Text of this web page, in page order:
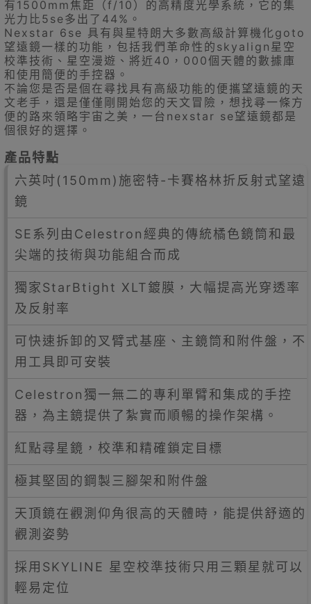
有1500mm焦距（f/10）的高精度光學系統，它的集
光力比5se多出了44%。
Nexstar 6se 具有與星特朗大多數高級計算機化goto
望遠鏡一樣的功能，包括我們革命性的skyalign星空
校準技術、星空漫遊、將近40，000個天體的數據庫
和使用簡便的手控器。
不論您是否是個在尋找具有高級功能的便攜望遠鏡的天
文老手，還是僅僅剛開始您的天文冒險，想找尋一條方
便的路來領略宇宙之美，一台nexstar se望遠鏡都是
個很好的選擇。
產品特點
六英吋(150mm)施密特-卡賽格林折反射式望遠
鏡
SE系列由Celestron經典的傳統橘色鏡筒和最
尖端的技術與功能組合而成
獨家StarBtight XLT鍍膜，大幅提高光穿透率
及反射率
可快速拆卸的叉臂式基座、主鏡筒和附件盤，不
用工具即可安裝
Celestron獨一無二的專利單臂和集成的手控
器，為主鏡提供了紮實而順暢的操作架構。
紅點尋星鏡，校準和精確鎖定目標
極其堅固的鋼製三腳架和附件盤
天頂鏡在觀測仰角很高的天體時，能提供舒適的
觀測姿勢
採用SKYLINE 星空校準技術只用三顆星就可以
輕易定位